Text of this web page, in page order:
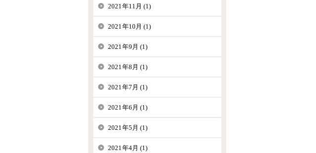
2021年11月 (1)
2021年10月 (1)
2021年9月 (1)
2021年8月 (1)
2021年7月 (1)
2021年6月 (1)
2021年5月 (1)
2021年4月 (1)